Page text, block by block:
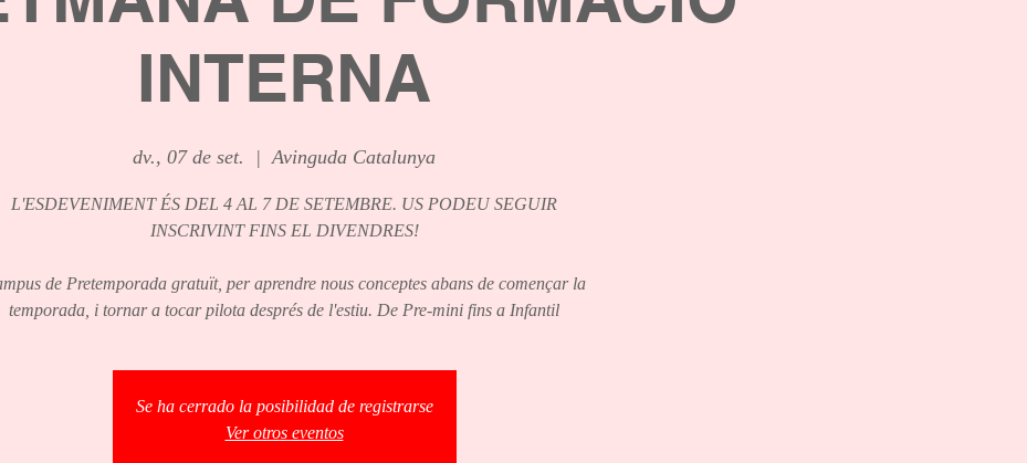
INTERNA
dv., 07 de set.
  |
Avinguda Catalunya
L'ESDEVENIMENT ÉS DEL 4 AL 7 DE SETEMBRE. US PODEU SEGUIR
INSCRIVINT FINS EL DIVENDRES!
de Pretemporada gratuït, per aprendre nous conceptes abans de començar la
temporada, i tornar a tocar pilota després de l'estiu. De Pre-mini fins a Infantil
Se ha cerrado la posibilidad de registrarse
Ver otros eventos